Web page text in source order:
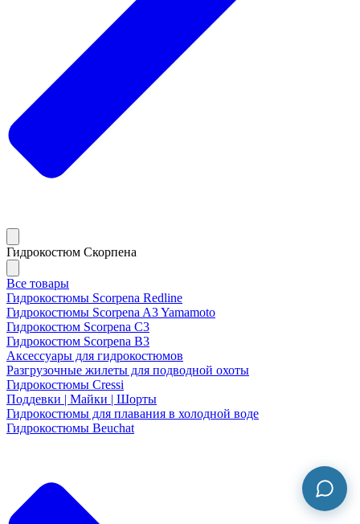
Гидрокостюм Скорпена
Все товары
Гидрокостюмы Scorpena Redline
Гидрокостюмы Scorpena A3 Yamamoto
Гидрокостюм Scorpena C3
Гидрокостюм Scorpena B3
Аксессуары для гидрокостюмов
Разгрузочные жилеты для подводной охоты
Гидрокостюмы Cressi
Поддевки | Майки | Шорты
Гидрокостюмы для плавания в холодной воде
Гидрокостюмы Beuchat